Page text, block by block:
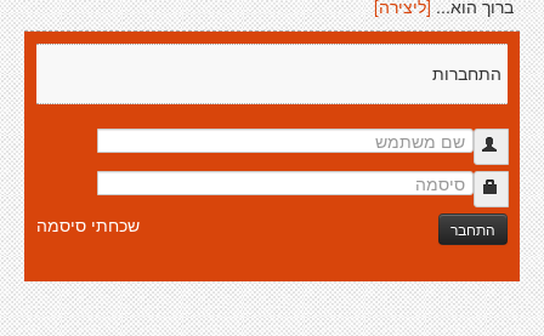
ברוך הוא... [ליצירה]
התחברות
התחבר שכחתי סיסמה